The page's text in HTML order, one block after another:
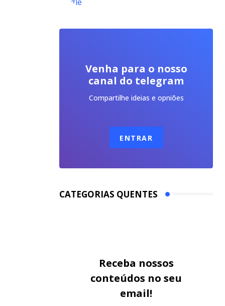
Venha para o nosso
canal do telegram
Compartilhe ideias e opniões
ENTRAR
CATEGORIAS QUENTES
Receba nossos
conteúdos no seu
email!